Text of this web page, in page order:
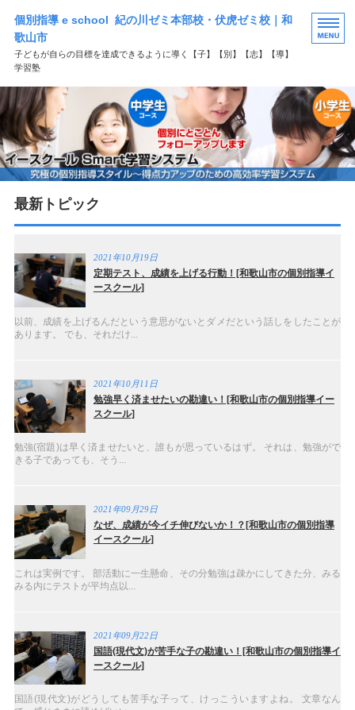
個別指導 e school 紀の川ゼミ本部校・伏虎ゼミ校｜和
歌山市
子どもが自らの目標を達成できるように導く【子】【別】【志】【導】
学習塾
HOME
選ばれる理由
学習塾コース案内
よくある質問
最新トピック
2021年10月19日
定期テスト、成績を上げる行動！[和歌山市の個別指導イ
ースクール]
以前、成績を上げるんだという意思がないとダメだという話しをしたことが
あります。 でも、それだけ...
2021年10月11日
勉強早く済ませたいの勘違い！[和歌山市の個別指導イー
スクール]
勉強(宿題)は早く済ませたいと、誰もが思っているはず。 それは、勉強がで
きる子であっても、そう...
2021年09月29日
なぜ、成績が今イチ伸びないか！？[和歌山市の個別指導
イースクール]
これは実例です。 部活動に一生懸命、その分勉強は疎かにしてきた分、みる
みる内にテストが平均点以...
2021年09月22日
国語(現代文)が苦手な子の勘違い！[和歌山市の個別指導イ
ースクール]
国語(現代文)がどうしても苦手な子って、けっこういますよね。 文章なん